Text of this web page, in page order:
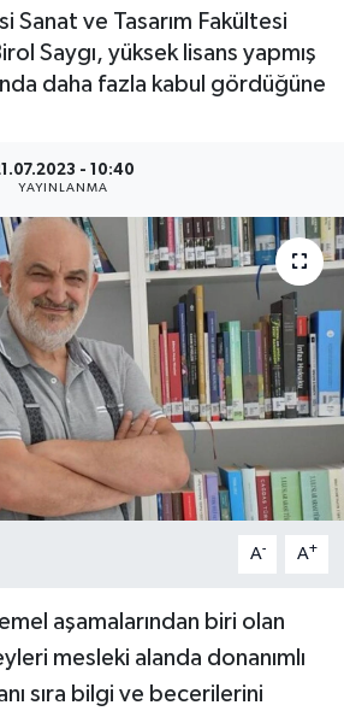
Sanat ve Tasarım Fakültesi
Saygı, yüksek lisans yapmış
daha fazla kabul gördüğüne
- 10:40
YAYINLANMA
A- A+
aşamalarından biri olan
mesleki alanda donanımlı
sıra bilgi ve becerilerini